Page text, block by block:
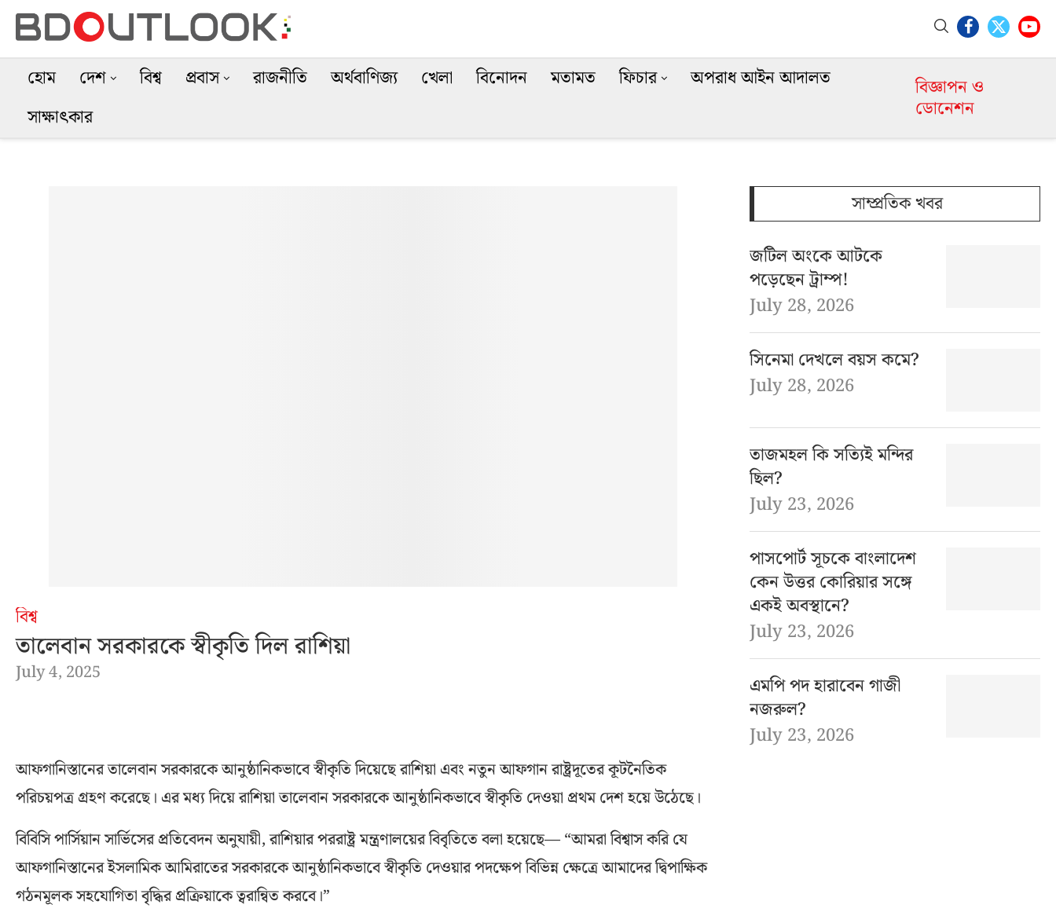
হোম দেশ বিশ্ব প্রবাস রাজনীতি অর্থবাণিজ্য খেলা বিনোদন মতামত ফিচার
অপরাধ আইন আদালত
সাক্ষাৎকার
বিজ্ঞাপন ও
ডোনেশন
বিশ্ব
তালেবান সরকারকে স্বীকৃতি দিল রাশিয়া
July 4, 2025
আফগানিস্তানের তালেবান সরকারকে আনুষ্ঠানিকভাবে স্বীকৃতি দিয়েছে রাশিয়া এবং নতুন আফগান রাষ্ট্রদূতের কূটনৈতিক
পরিচয়পত্র গ্রহণ করেছে। এর মধ্য দিয়ে রাশিয়া তালেবান সরকারকে আনুষ্ঠানিকভাবে স্বীকৃতি দেওয়া প্রথম দেশ হয়ে উঠেছে।
বিবিসি পার্সিয়ান সার্ভিসের প্রতিবেদন অনুযায়ী, রাশিয়ার পররাষ্ট্র মন্ত্রণালয়ের বিবৃতিতে বলা হয়েছে–– “আমরা বিশ্বাস করি যে
আফগানিস্তানের ইসলামিক আমিরাতের সরকারকে আনুষ্ঠানিকভাবে স্বীকৃতি দেওয়ার পদক্ষেপ বিভিন্ন ক্ষেত্রে আমাদের দ্বিপাক্ষিক
গঠনমূলক সহযোগিতা বৃদ্ধির প্রক্রিয়াকে ত্বরান্বিত করবে।”
সাম্প্রতিক খবর
জটিল অংকে আটকে
পড়েছেন ট্রাম্প!
July 28, 2026
সিনেমা দেখলে বয়স কমে?
July 28, 2026
তাজমহল কি সত্যিই মন্দির
ছিল?
July 23, 2026
পাসপোর্ট সূচকে বাংলাদেশ
কেন উত্তর কোরিয়ার সঙ্গে
একই অবস্থানে?
July 23, 2026
এমপি পদ হারাবেন গাজী
নজরুল?
July 23, 2026